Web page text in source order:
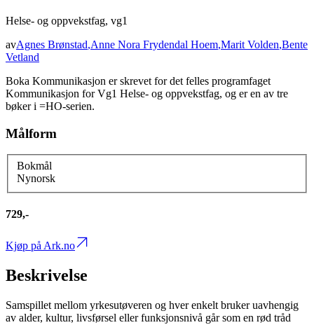
Helse- og oppvekstfag, vg1
avAgnes Brønstad,Anne Nora Frydendal Hoem,Marit Volden,Bente
Vetland
Boka Kommunikasjon er skrevet for det felles programfaget
Kommunikasjon for Vg1 Helse- og oppvekstfag, og er en av tre
bøker i =HO-serien.
Målform
Bokmål
Nynorsk
729,-
Kjøp på Ark.no
Beskrivelse
Samspillet mellom yrkesutøveren og hver enkelt bruker uavhengig
av alder, kultur, livsførsel eller funksjonsnivå går som en rød tråd